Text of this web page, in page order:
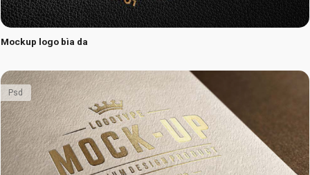
Mockup logo bìa da
Psd